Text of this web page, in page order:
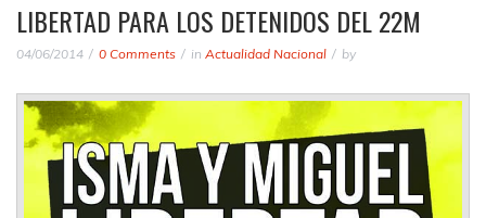
LIBERTAD PARA LOS DETENIDOS DEL 22M
04/06/2014 0 Comments in Actualidad Nacional by